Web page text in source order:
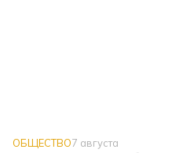
ОБЩЕСТВО7 августа